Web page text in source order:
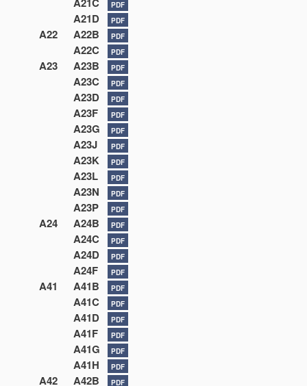
PDF
A21D PDF
A22 A22B PDF
A22C PDF
A23 A23B PDF
A23C PDF
A23D PDF
A23F PDF
A23G PDF
A23J PDF
A23K PDF
A23L PDF
A23N PDF
A23P PDF
A24 A24B PDF
A24C PDF
A24D PDF
A24F PDF
A41 A41B PDF
A41C PDF
A41D PDF
A41F PDF
A41G PDF
A41H PDF
A42 A42B PDF